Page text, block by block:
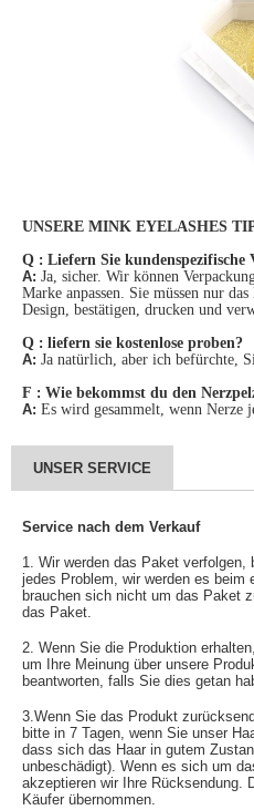
UNSERE MINK EYELASHES
Q : Liefern Sie kundenspezifische
A: Ja, sicher. Wir können
Marke anpassen. Sie müssen nur
Design, bestätigen, drucken und
Q : liefern sie kostenlose proben?
A: Ja natürlich, aber ich befürchte,
F : Wie bekommst du den
A: Es wird gesammelt, wenn Nerze
UNSER SERVICE
Service nach dem Verkauf
1. Wir werden das Paket verfolgen,
jedes Problem, wir werden es
brauchen sich nicht um das Paket
das Paket.
2. Wenn Sie die Produktion
um Ihre Meinung über unsere
beantworten, falls Sie dies getan
3.Wenn Sie das Produkt
bitte in 7 Tagen, wenn Sie unser
dass sich das Haar in gutem
unbeschädigt). Wenn es sich um
akzeptieren wir Ihre Rücksendung.
Käufer übernommen.